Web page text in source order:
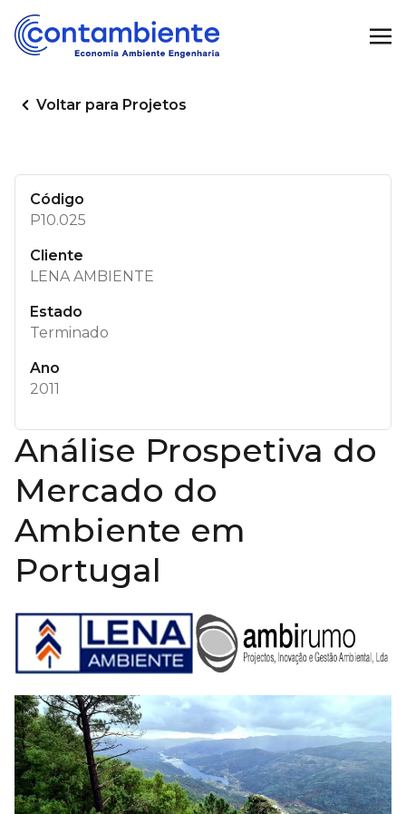
Voltar para Projetos
Código
P10.025
Cliente
LENA AMBIENTE
Estado
Terminado
Ano
2011
Análise Prospetiva do
Mercado do
Ambiente em
Portugal